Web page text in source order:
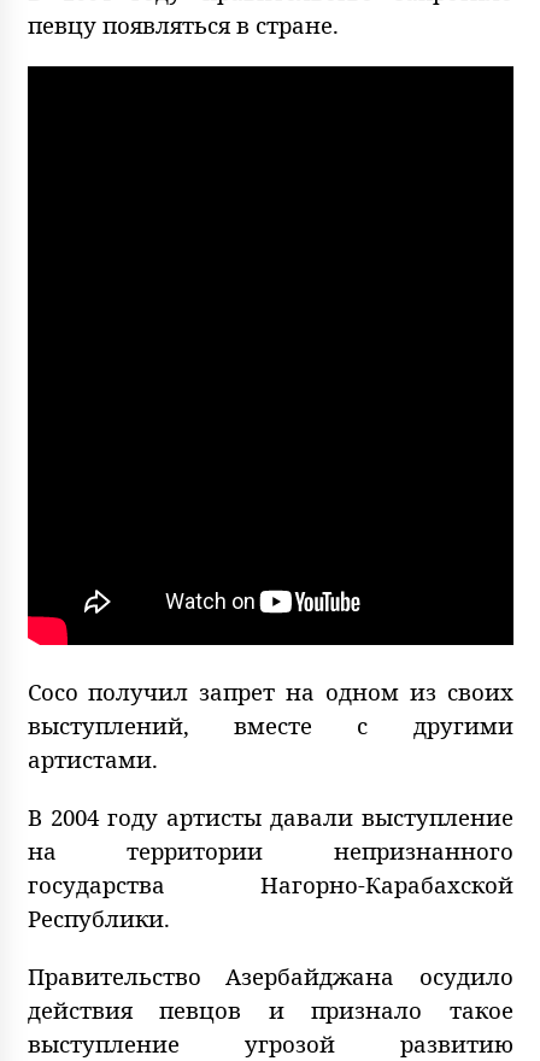
певцу появляться в стране.
Сосо получил запрет на одном из своих
выступлений, вместе с другими
артистами.
В 2004 году артисты давали выступление
на территории непризнанного
государства Нагорно-Карабахской
Республики.
Правительство Азербайджана осудило
действия певцов и признало такое
выступление угрозой развитию